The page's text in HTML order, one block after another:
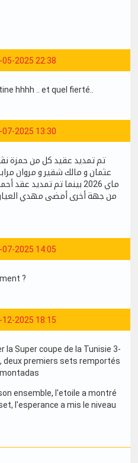
05-2025 22:38
hhhh .. et quel fierté..
07-2025 13:30
تم تمديد عقيد كل من حمزة
ماي 2026 بينما تم تمديد عقد أحمد القاضي إلى غاية 31 ماي 2027
من جهة أخرى أمضى مهدي
07-2025 14:05
?
12-2025 18:15
la Super coupe de la Tunisie 3-
deux premiers sets remportés
ensemble, l'etoile a montré
l'esperance a mis le niveau